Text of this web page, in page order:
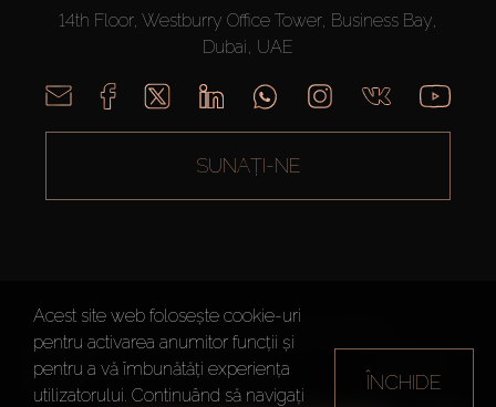
14th Floor, Westburry Office Tower, Business Bay,
Dubai, UAE
SUNAȚI-NE
AX CAPITAL ©2026 Toate drepturile rezervate
Termeni de
utilizare
Politica de
Confidențialitate
ului
Acest site web folosește cookie-uri
pentru activarea anumitor funcții și
pentru a vă îmbunătăți experiența
utilizatorului. Continuând să navigați
ÎNCHIDE